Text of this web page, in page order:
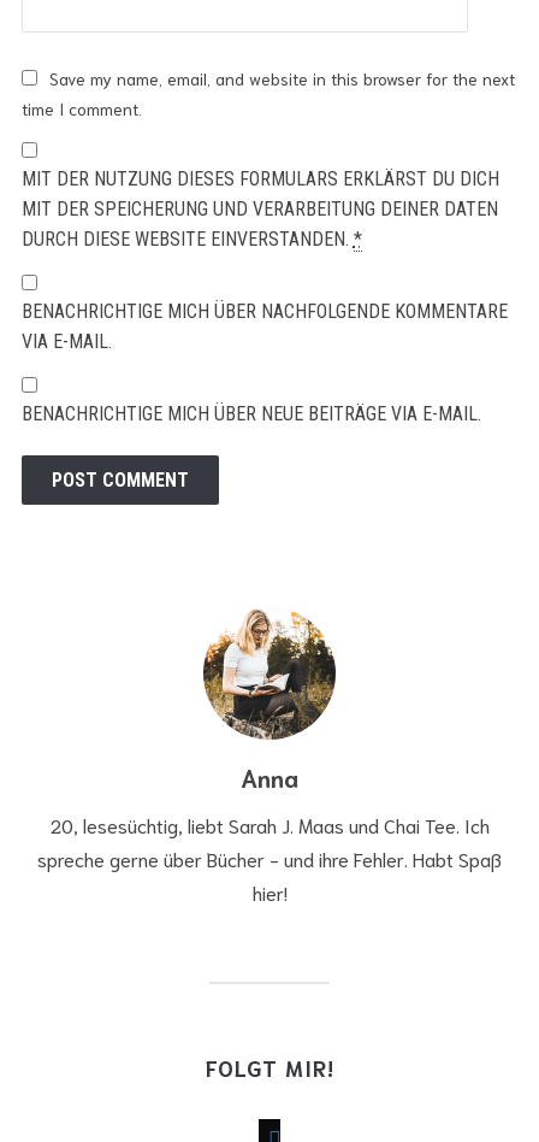
Save my name, email, and website in this browser for the next
time I comment.
MIT DER NUTZUNG DIESES FORMULARS ERKLÄRST DU DICH
MIT DER SPEICHERUNG UND VERARBEITUNG DEINER DATEN
DURCH DIESE WEBSITE EINVERSTANDEN. *
BENACHRICHTIGE MICH ÜBER NACHFOLGENDE KOMMENTARE
VIA E-MAIL.
BENACHRICHTIGE MICH ÜBER NEUE BEITRÄGE VIA E-MAIL.
Anna
20, lesesüchtig, liebt Sarah J. Maas und Chai Tee. Ich
spreche gerne über Bücher - und ihre Fehler. Habt Spaß
hier!
FOLGT MIR!
facebook